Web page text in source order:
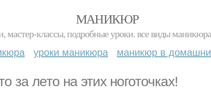
МАНИКЮР
мастер-классы, подробные уроки. все виды
уроки маникюра маникюр в
за лето на этих ноготочках!